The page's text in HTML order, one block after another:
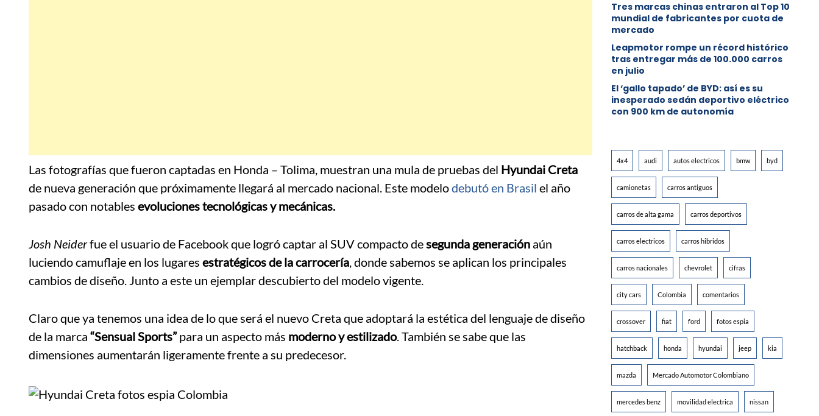
Las fotografías que fueron captadas en Honda – Tolima, muestran una mula de pruebas del Hyundai Creta
de nueva generación que próximamente llegará al mercado nacional. Este modelodebutó en Brasil el año
pasado con notables evoluciones tecnológicas y mecánicas.
Josh Neiderfue el usuario de Facebook que logró captar al SUV compacto desegunda generación aún
luciendo camuflaje en los lugares estratégicos de la carrocería, donde sabemos se aplican los principales
cambios de diseño. Junto a este un ejemplar descubierto del modelo vigente.
Claro que ya tenemos una idea de lo que será el nuevo Creta que adoptará la estética del lenguaje de diseño
de la marca “Sensual Sports” para un aspecto más moderno y estilizado. También se sabe que las
dimensiones aumentarán ligeramente frente a su predecesor.
Tres marcas chinas entraron al Top 10
mundial de fabricantes por cuota de
mercado
Leapmotor rompe un récord histórico
tras entregar más de 100.000 carros
en julio
El ‘gallo tapado’ de BYD: así es su
inesperado sedán deportivo eléctrico
con 900 km de autonomía
4x4 audi autos electricos bmw byd
camionetas carros antiguos
carros de alta gama carros deportivos
carros electricos carros hibridos
carros nacionales chevrolet cifras
city cars Colombia comentarios
crossover fiat ford fotos espia
hatchback honda hyundai jeep kia
mazda Mercado Automotor Colombiano
mercedes benz movilidad electrica nissan